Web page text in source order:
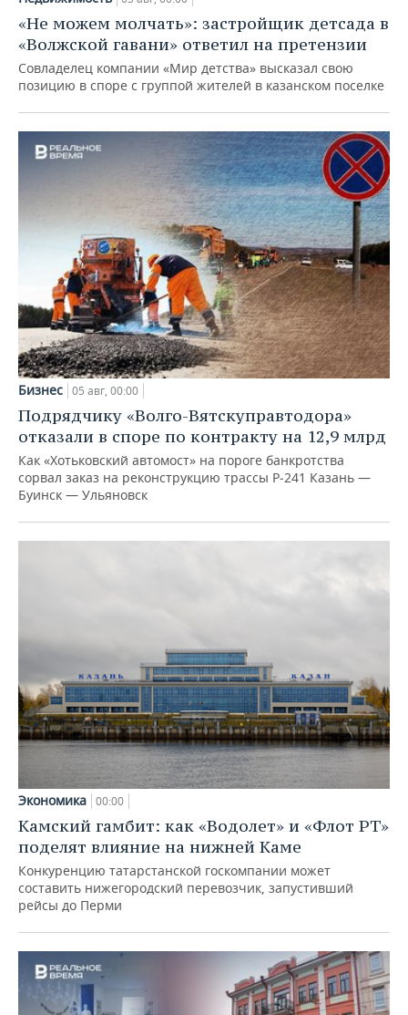
«Не можем молчать»: застройщик детсада в
«Волжской гавани» ответил на претензии
Совладелец компании «Мир детства» высказал свою
позицию в споре с группой жителей в казанском поселке
Бизнес 05 авг, 00:00
Подрядчику «Волго-Вятскуправтодора»
отказали в споре по контракту на 12,9 млрд
Как «Хотьковский автомост» на пороге банкротства
сорвал заказ на реконструкцию трассы Р‑241 Казань —
Буинск — Ульяновск
Экономика 00:00
Камский гамбит: как «Водолет» и «Флот РТ»
поделят влияние на нижней Каме
Конкуренцию татарстанской госкомпании может
составить нижегородский перевозчик, запустивший
рейсы до Перми